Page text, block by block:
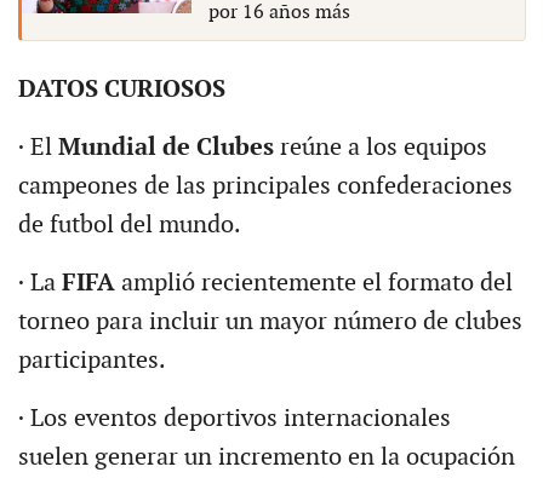
por 16 años más
DATOS CURIOSOS
· El Mundial de Clubesreúne a los equipos
campeones de las principales confederaciones
de futbol del mundo.
· La FIFAamplió recientemente el formato del
torneo para incluir un mayor número de clubes
participantes.
· Los eventos deportivos internacionales
suelen generar un incremento en la ocupación